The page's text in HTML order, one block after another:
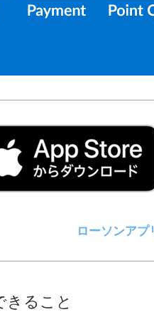
ローソンア
きること